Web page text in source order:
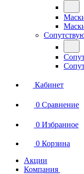
Кабинет
0 Сравнение
0 Избранное
0 Корзина
Акции
Компания